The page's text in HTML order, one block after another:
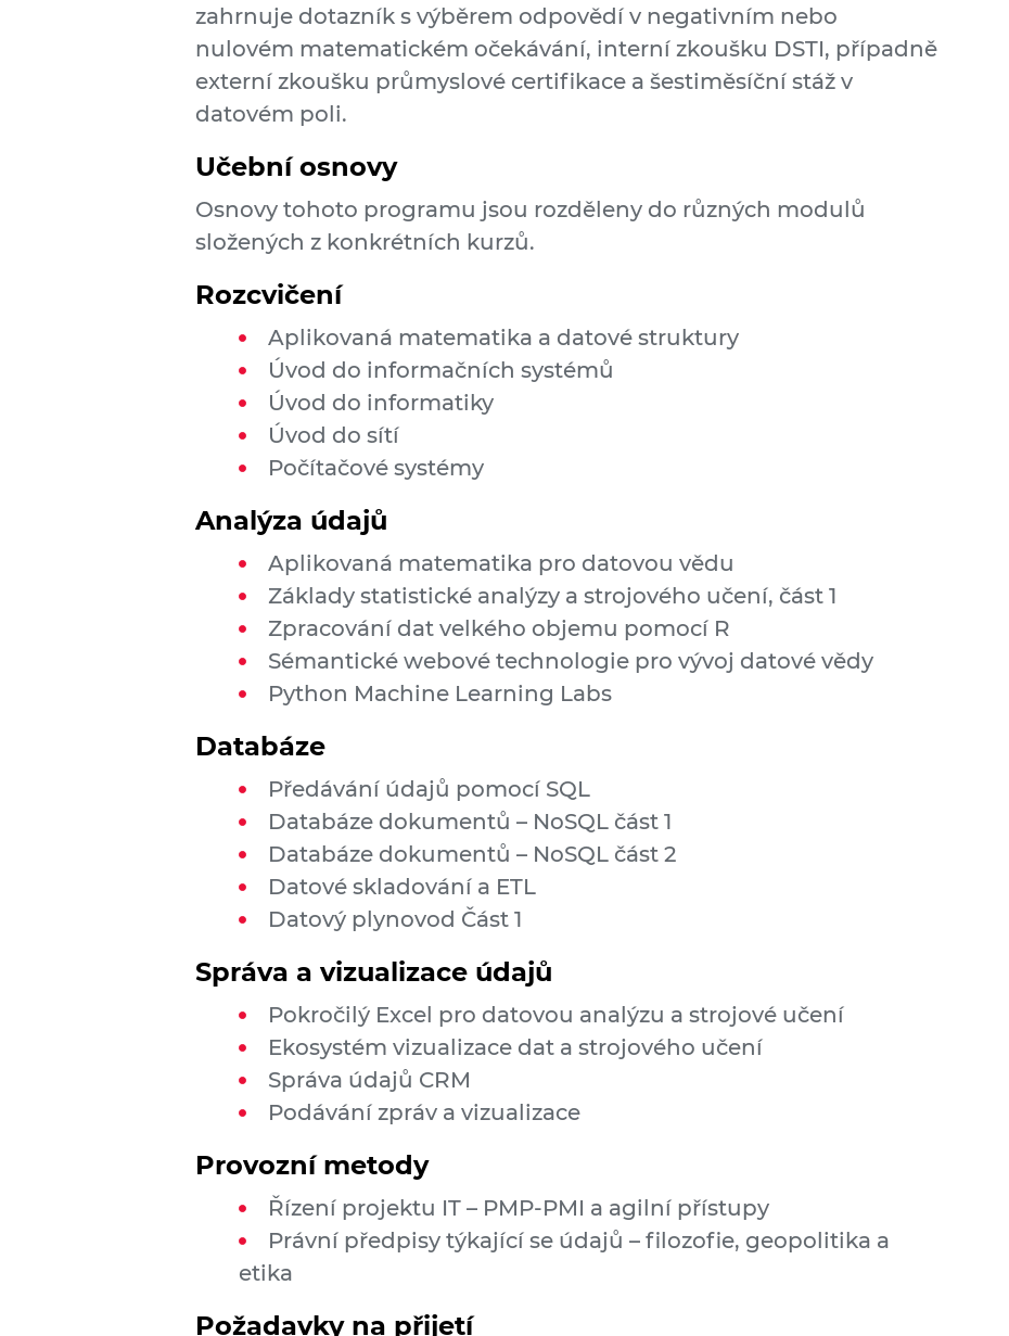
zahrnuje dotazník s výběrem odpovědí v negativním nebo
nulovém matematickém očekávání, interní zkoušku DSTI, případně
externí zkoušku průmyslové certifikace a šestiměsíční stáž v
datovém poli.
Učební osnovy
Osnovy tohoto programu jsou rozděleny do různých modulů
složených z konkrétních kurzů.
Rozcvičení
Aplikovaná matematika a datové struktury
Úvod do informačních systémů
Úvod do informatiky
Úvod do sítí
Počítačové systémy
Analýza údajů
Aplikovaná matematika pro datovou vědu
Základy statistické analýzy a strojového učení, část 1
Zpracování dat velkého objemu pomocí R
Sémantické webové technologie pro vývoj datové vědy
Python Machine Learning Labs
Databáze
Předávání údajů pomocí SQL
Databáze dokumentů – NoSQL část 1
Databáze dokumentů – NoSQL část 2
Datové skladování a ETL
Datový plynovod Část 1
Správa a vizualizace údajů
Pokročilý Excel pro datovou analýzu a strojové učení
Ekosystém vizualizace dat a strojového učení
Správa údajů CRM
Podávání zpráv a vizualizace
Provozní metody
Řízení projektu IT – PMP-PMI a agilní přístupy
Právní předpisy týkající se údajů – filozofie, geopolitika a
etika
Požadavky na přijetí